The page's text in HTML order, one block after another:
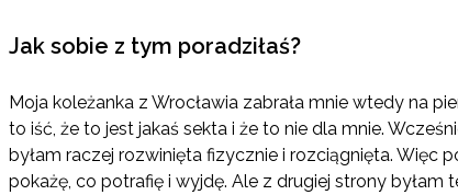
Jak sobie z tym poradziłaś?
Moja koleżanka z Wrocławia zabrała mnie wtedy na
to iść, że to jest jakaś sekta i że to nie dla mnie.
byłam raczej rozwinięta fizycznie i rozciągnięta. Więc
pokażę, co potrafię i wyjdę. Ale z drugiej strony byłam